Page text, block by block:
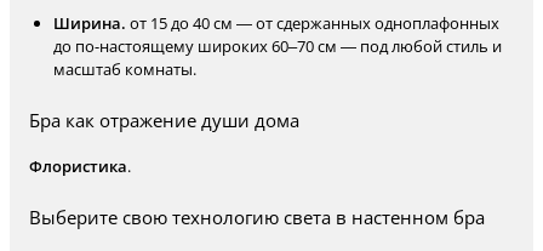
Ширина. от 15 до 40 см — от сдержанных одноплафонных
до по-настоящему широких 60–70 см — под любой стиль и
масштаб комнаты.
Бра как отражение души дома
Флористика.
Выберите свою технологию света в настенном бра